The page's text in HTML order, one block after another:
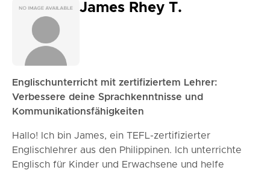
James Rhey T.
Englischunterricht mit zertifiziertem Lehrer:
Verbessere deine Sprachkenntnisse und
Kommunikationsfähigkeiten
Hallo! Ich bin James, ein TEFL-zertifizierter
Englischlehrer aus den Philippinen. Ich unterrichte
Englisch für Kinder und Erwachsene und helfe